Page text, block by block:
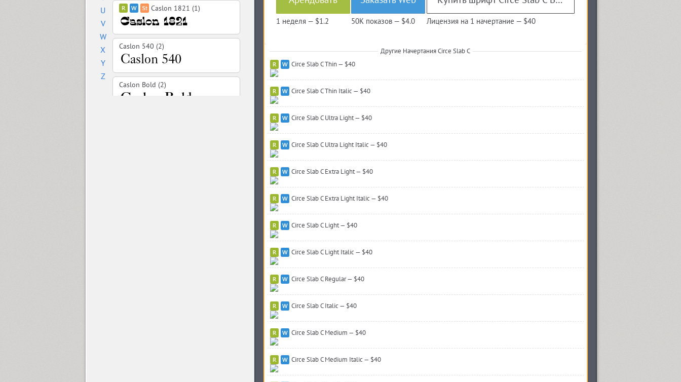
U
V
W
X
Y
Z
Caslon 1821 (1)
Caslon 540 (2)
Caslon Bold (2)
1 неделя — $1.2 50K показов — $4.0 Лицензия на 1 начертание — $40
Другие Начертания Circe Slab C
Circe Slab C Thin — $40
Circe Slab C Thin Italic — $40
Circe Slab C Ultra Light — $40
Circe Slab C Ultra Light Italic — $40
Circe Slab C Extra Light — $40
Circe Slab C Extra Light Italic — $40
Circe Slab C Light — $40
Circe Slab C Light Italic — $40
Circe Slab C Regular — $40
Circe Slab C Italic — $40
Circe Slab C Medium — $40
Circe Slab C Medium Italic — $40